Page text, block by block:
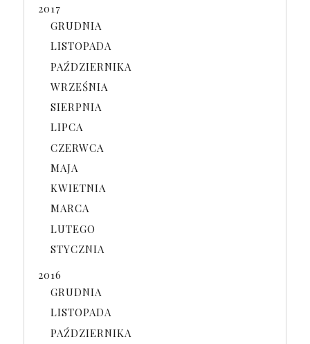
2017
GRUDNIA
LISTOPADA
PAŹDZIERNIKA
WRZEŚNIA
SIERPNIA
LIPCA
CZERWCA
MAJA
KWIETNIA
MARCA
LUTEGO
STYCZNIA
2016
GRUDNIA
LISTOPADA
PAŹDZIERNIKA